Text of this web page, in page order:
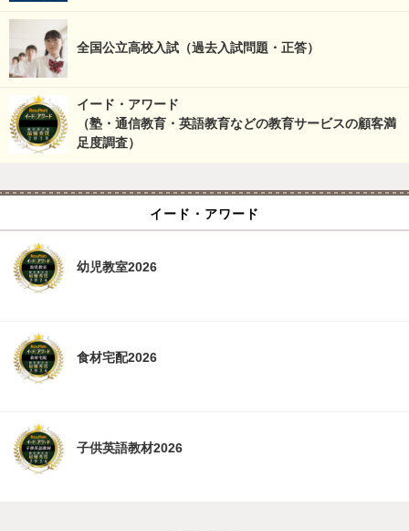
全国公立高校入試（過去入試問題・正答）
イード・アワード
（塾・通信教育・英語教育などの教育サービスの顧客満
足度調査）
イード・アワード
幼児教室2026
食材宅配2026
子供英語教材2026